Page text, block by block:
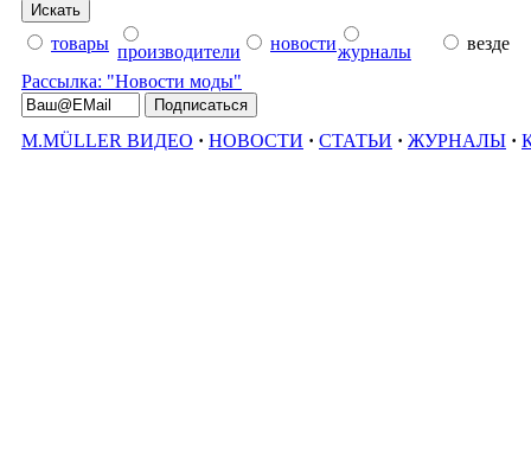
товары производители новостижурналы
везде
Рассылка: "Новости моды"
M.MÜLLER ВИДЕО · НОВОСТИ · СТАТЬИ · ЖУРНАЛЫ ·